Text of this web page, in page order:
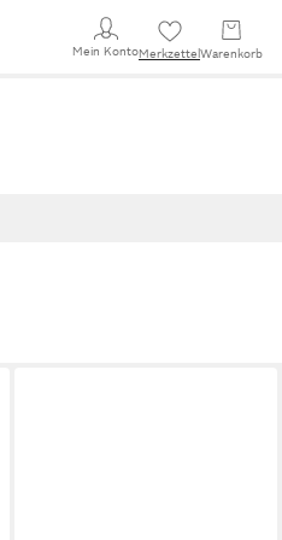
Mein KontoMerkzettel Warenkorb